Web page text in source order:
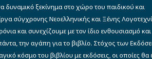
δυναμικό ξεκίνημα στο χώρο του παιδικού και
σύγχρονης Νεοελληνικής και Ξένης
και συνεχίζουμε με τον ίδιο ενθουσιασμό και
την αγάπη για το βιβλίο. Στόχος των
κόσμο του βιβλίου με εκδόσεις, οι οποίες θα